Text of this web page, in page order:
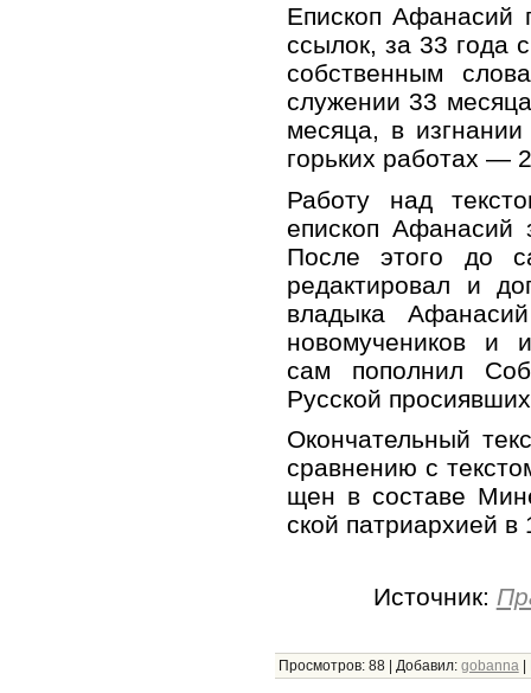
Епископ Афанасий
ссылок, за 33 года
собственным
служении 33
месяца, в
горьких работах —
Работу над
епископ Афанасий
После этого до
редактировал и
владыка
новомучеников и
сам пополнил
Русской
Окон­ча­тель­ный
срав­не­нию с
щен в со­ста­ве
ской пат­ри­ар­хи­ей в
Источник:
Просмотров: 88| Добавил: gobanna |